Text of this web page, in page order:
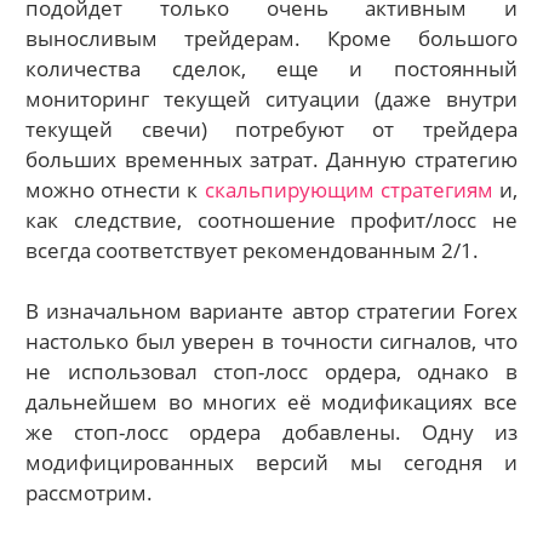
новости…
подойдет только очень активным и
выносливым трейдерам. Кроме большого
количества сделок, еще и постоянный
мониторинг текущей ситуации (даже внутри
текущей свечи) потребуют от трейдера
больших временных затрат. Данную стратегию
можно отнести к скальпирующим стратегиям и,
как следствие, соотношение профит/лосс не
всегда соответствует рекомендованным 2/1.
В изначальном варианте автор стратегии Forex
настолько был уверен в точности сигналов, что
не использовал стоп-лосс ордера, однако в
дальнейшем во многих её модификациях все
же стоп-лосс ордера добавлены. Одну из
модифицированных версий мы сегодня и
рассмотрим.